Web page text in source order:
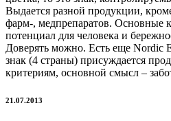
Выдается разной продукции,
фарм-, медпрепаратов. Основные
потенциал для человека и
Доверять можно. Есть еще Nordic
знак (4 страны) присуждается
критериям, основной смысл –
21.07.2013